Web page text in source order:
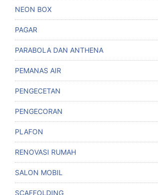
NEON BOX
PAGAR
PARABOLA DAN ANTHENA
PEMANAS AIR
PENGECETAN
PENGECORAN
PLAFON
RENOVASI RUMAH
SALON MOBIL
SCAFFOLDING